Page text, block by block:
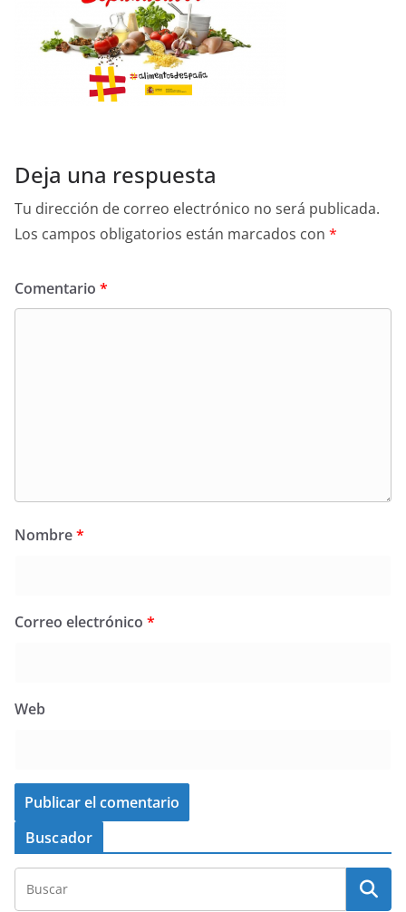
Deja una respuesta
Tu dirección de correo electrónico no será publicada.
Los campos obligatorios están marcados con *
Comentario *
Nombre*
Correo electrónico *
Web
Buscador